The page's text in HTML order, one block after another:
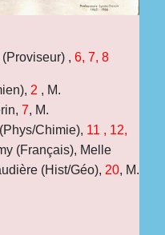
, 6, 7, 8
2 , M.
7, M.
Chimie), 11 , 12,
(Français), Melle
(Hist/Géo), 20, M.